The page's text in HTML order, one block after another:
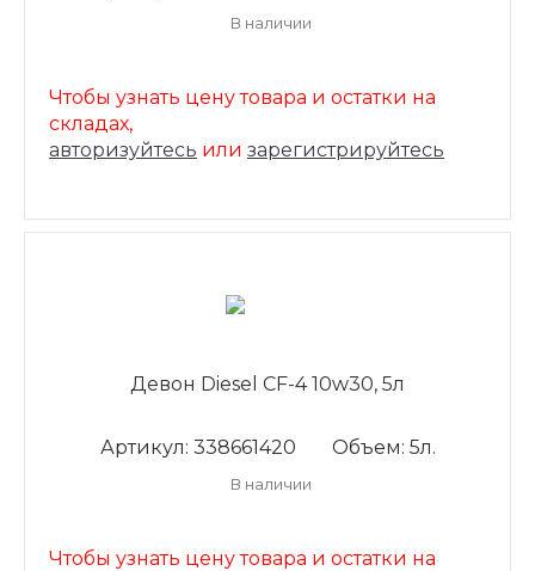
В наличии
Чтобы узнать цену товара и остатки на
складах,
авторизуйтесь или зарегистрируйтесь
Девон Diesel CF-4 10w30, 5л
Артикул: 338661420 Объем: 5л.
В наличии
Чтобы узнать цену товара и остатки на